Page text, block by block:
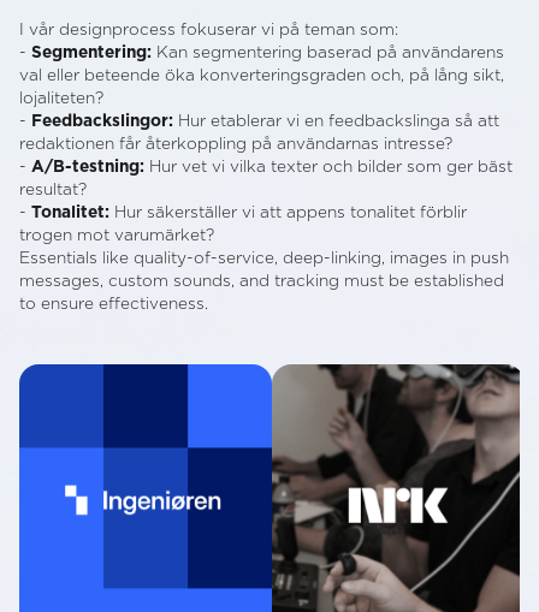
I vår designprocess fokuserar vi på teman som:
- Segmentering: Kan segmentering baserad på användarens
val eller beteende öka konverteringsgraden och, på lång sikt,
lojaliteten?
- Feedbackslingor: Hur etablerar vi en feedbackslinga så att
redaktionen får återkoppling på användarnas intresse?
- A/B-testning: Hur vet vi vilka texter och bilder som ger bäst
resultat?
- Tonalitet: Hur säkerställer vi att appens tonalitet förblir
trogen mot varumärket?
Essentials like quality-of-service, deep-linking, images in push
messages, custom sounds, and tracking must be established
to ensure effectiveness.